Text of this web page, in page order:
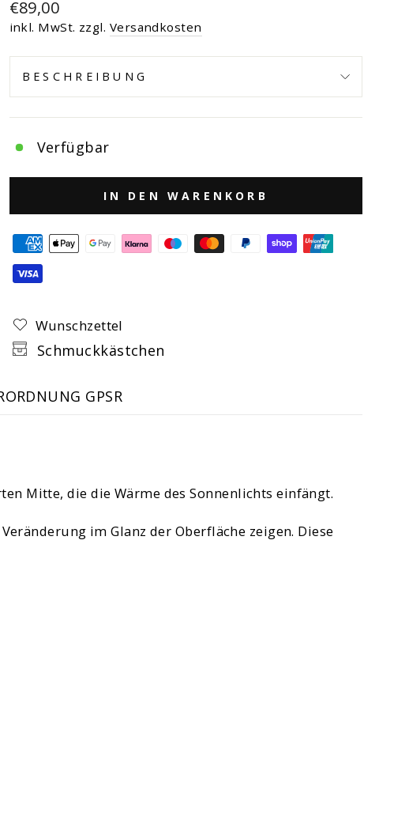
Normaler
Preis
€89,00
inkl. MwSt. zzgl. Versandkosten
BESCHREIBUNG
Verfügbar
IN DEN WARENKORB
Wunschzettel
Schmuckkästchen
GPSR
Mitte, die die Wärme des Sonnenlichts einfängt.
im Glanz der Oberfläche zeigen. Diese